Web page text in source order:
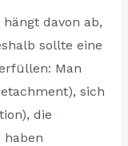
davon ab,
sollte eine
Man
sich
die
haben